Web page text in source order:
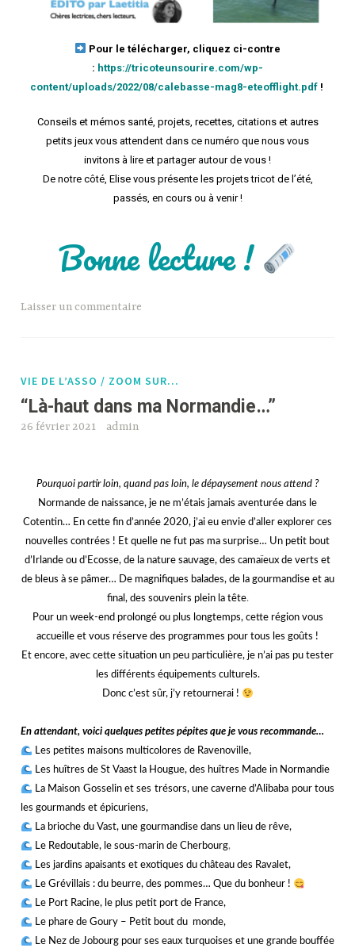
Pour le télécharger, cliquez ci-contre
: https://tricoteunsourire.com/wp-
content/uploads/2022/08/calebasse-mag8-eteofflight.pdf!
Conseils et mémos santé, projets, recettes, citations et autres
petits jeux vous attendent dans ce numéro que nous vous
invitons à lire et partager autour de vous !
De notre côté, Elise vous présente les projets tricot de l’été,
passés, en cours ou à venir !
Bonne lecture !
Laisser un commentaire
VIE DE L’ASSO / ZOOM SUR…
“Là-haut dans ma Normandie…”
26 février 2021 admin
Pourquoi partir loin, quand pas loin, le dépaysement nous attend ?
Normande de naissance, je ne m’étais jamais aventurée dans le
Cotentin… En cette fin d’année 2020, j’ai eu envie d’aller explorer ces
nouvelles contrées ! Et quelle ne fut pas ma surprise… Un petit bout
d’Irlande ou d’Ecosse, de la nature sauvage, des camaïeux de verts et
de bleus à se pâmer… De magnifiques balades, de la gourmandise et au
final, des souvenirs plein la tête.
Pour un week-end prolongé ou plus longtemps, cette région vous
accueille et vous réserve des programmes pour tous les goûts !
Et encore, avec cette situation un peu particulière, je n’ai pas pu tester
les différents équipements culturels.
Donc c’est sûr, j’y retournerai !
En attendant, voici quelques petites pépites que je vous recommande…
Les petites maisons multicolores de Ravenoville,
Les huîtres de St Vaast la Hougue, des huîtres Made in Normandie
La Maison Gosselin et ses trésors, une caverne d’Alibaba pour tous
les gourmands et épicuriens,
La brioche du Vast, une gourmandise dans un lieu de rêve,
Le Redoutable, le sous-marin de Cherbourg,
Les jardins apaisants et exotiques du château des Ravalet,
Le Grévillais : du beurre, des pommes… Que du bonheur !
Le Port Racine, le plus petit port de France,
Le phare de Goury – Petit bout du monde,
Le Nez de Jobourg pour ses eaux turquoises et une grande bouffée